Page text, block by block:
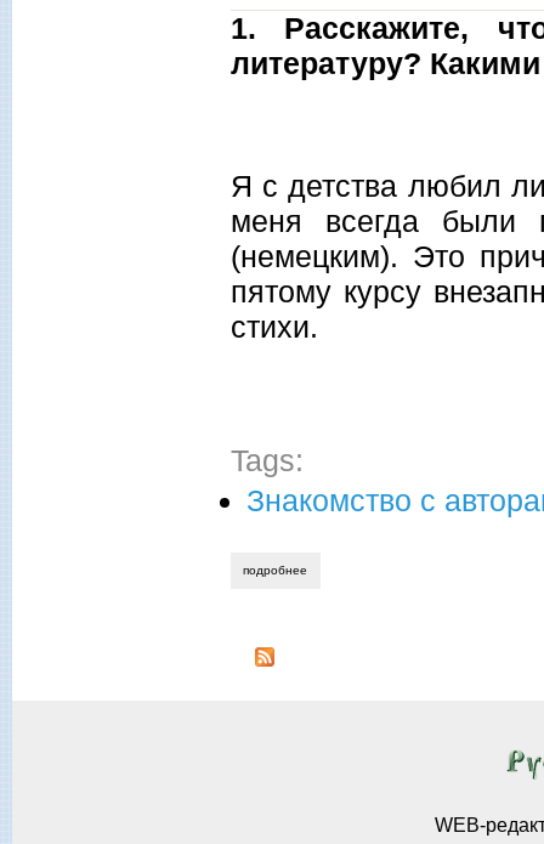
1. Расскажите,
литературу?
Я с детства любил
меня всегда были
(немецким). Это
пятому курсу
стихи.
Tags:
Знакомство с
подробнее
WEB-